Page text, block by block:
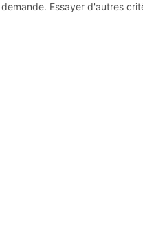
Essayer d'autres